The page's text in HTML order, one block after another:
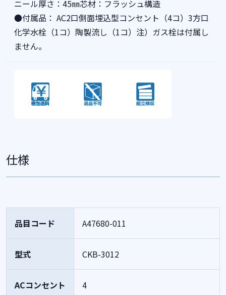
ニール厚さ：45㎜芯材：フラッシュ構造
●付属品： AC2口側面埋込型コンセント（4コ）3方口
化学水栓（1コ）陶製流し（1コ）注）ガス栓は付属し
ません。
仕様
品目コード A47680-011
型式 CKB-3012
ACコンセント 4